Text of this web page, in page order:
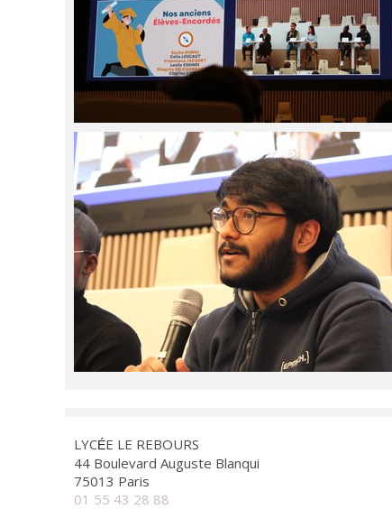
LYCÉE LE REBOURS
44 Boulevard Auguste Blanqui
75013 Paris
01 55 43 28 88